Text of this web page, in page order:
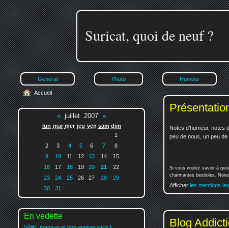
Suricat, quoi de neuf ?
General Photo Humour
Notes d'humeur, notes
peu de nous, un peu de
Si vous voulez savoir à
charmantes bestioles.
Afficher les mentions
Blog
Accueil
« juillet 2007 »
lun mar mer jeu ven sam dim
1
2
3 4 5 6 7
8
9
10 11 12 13 14
15
16
17 18 19 20 21
22
23
24 25 26 27 28
29
30
31
En vedette